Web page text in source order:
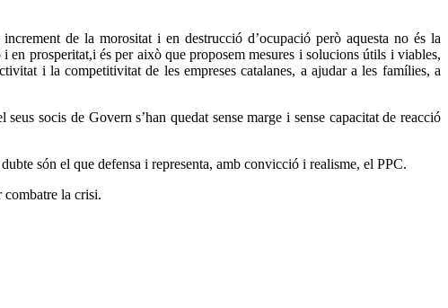
de la morositat i en destrucció d’ocupació però aquesta no és la
prosperitat,i és per això que proposem mesures i solucions útils i viables,
i la competitivitat de les empreses catalanes, a ajudar a les famílies, a
socis de Govern s’han quedat sense marge i sense capacitat de reacció
són el que defensa i representa, amb convicció i realisme, el PPC.
combatre la crisi.